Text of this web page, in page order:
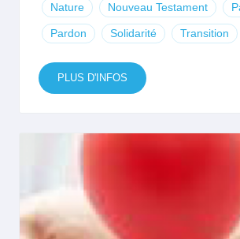
Nature Nouveau Testament
Pardon Solidarité Transition
PLUS D'INFOS